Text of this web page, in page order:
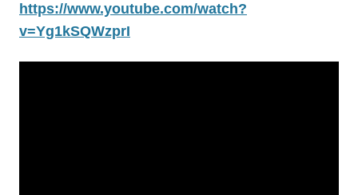
https://www.youtube.com/watch?
v=Yg1kSQWzprI